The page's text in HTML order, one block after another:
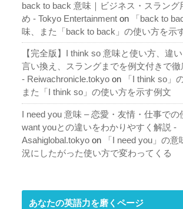
back to back 意味｜ビジネス・スラング
め - Tokyo Entertainment on
「back to
味、また「back to back」の使い方を示
【完全版】I think so 意味と使い方、違い
言い換え、スラングまでを例文付きで徹
- Reiwachronicle.tokyo on
「I think so」
また「I think so」の使い方を示す例文
I need you 意味 – 恋愛・友情・仕事での
want youとの違いをわかりやすく解説 -
Asahiglobal.tokyo on
「I need you」の意
況にしたがった使い方で変わってくる
あなたの英語力を磨くページ